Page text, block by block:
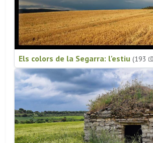
Els colors de la Segarra: l'estiu (193